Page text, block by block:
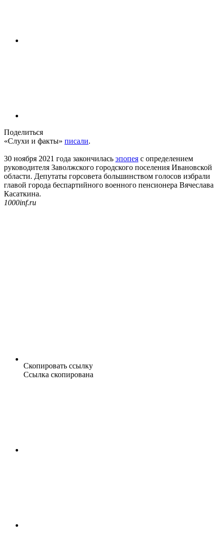
Поделиться
«Слухи и факты» писали.
30 ноября 2021 года закончилась эпопея с определением
руководителя Заволжского городского поселения Ивановской
области. Депутаты горсовета большинством голосов избрали
главой города беспартийного военного пенсионера Вячеслава
Касаткина.
1000inf.ru
Скопировать ссылку
Ссылка скопирована